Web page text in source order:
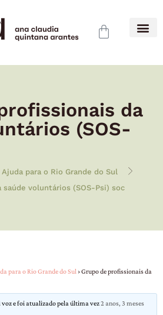
da
(SOS-
Ajuda para o Rio Grande do Sul
saúde voluntários (SOS-Psi) soc
para o Rio Grande do Sul ›Grupo de profissionais da
voz e foi atualizado pela última vez2 anos, 3 meses